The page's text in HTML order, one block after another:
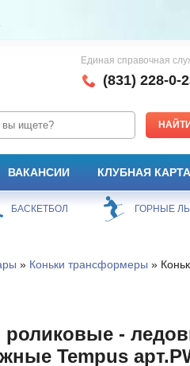
Единая справочная
(831) 228-0-
ВАКАНСИИ КЛУБНАЯ КАРТА
БАСКЕТБОЛ ГОРНЫЕ
» Коньки трансформеры »
роликовые -
Tempus